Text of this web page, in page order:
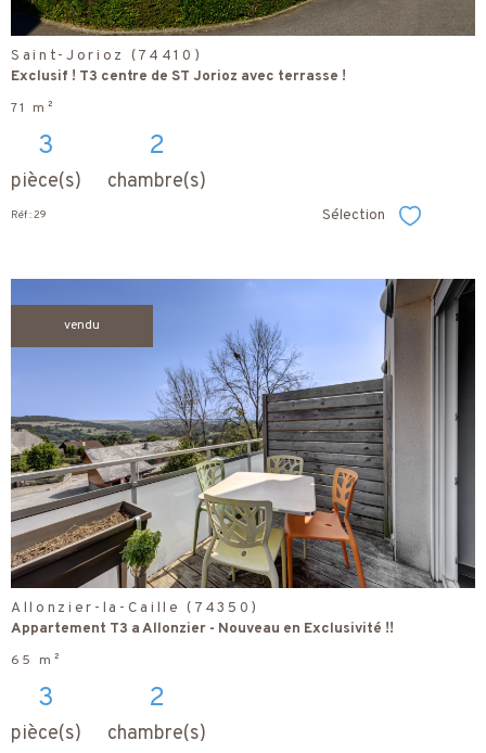
Saint-Jorioz (74410)
Exclusif ! T3 centre de ST Jorioz avec terrasse !
71 m²
3
pièce(s)
2
chambre(s)
Réf : 29 Sélection Sélectionner
vendu
voir le
bien
Allonzier-la-Caille (74350)
Appartement T3 a Allonzier - Nouveau en Exclusivité !!
65 m²
3
pièce(s)
2
chambre(s)